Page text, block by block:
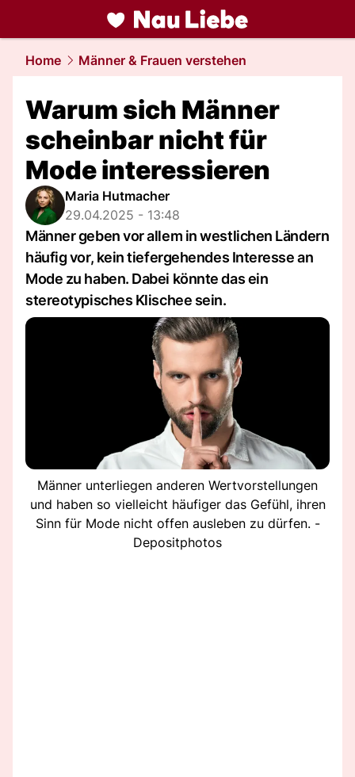
liebe.NAU.ch
Home Männer & Frauen verstehen
Warum sich Männer
scheinbar nicht für
Mode interessieren
Maria Hutmacher
29.04.2025 - 13:48
Männer geben vor allem in westlichen Ländern
häufig vor, kein tiefergehendes Interesse an
Mode zu haben. Dabei könnte das ein
stereotypisches Klischee sein.
Männer unterliegen anderen Wertvorstellungen
und haben so vielleicht häufiger das Gefühl, ihren
Sinn für Mode nicht offen ausleben zu dürfen. -
Depositphotos